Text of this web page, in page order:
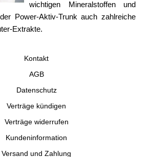
wichtigen Mineralstoffen und
Power-Aktiv-Trunk auch zahlreiche
Extrakte.
Kontakt
AGB
Datenschutz
Verträge kündigen
Verträge widerrufen
Kundeninformation
Versand und Zahlung